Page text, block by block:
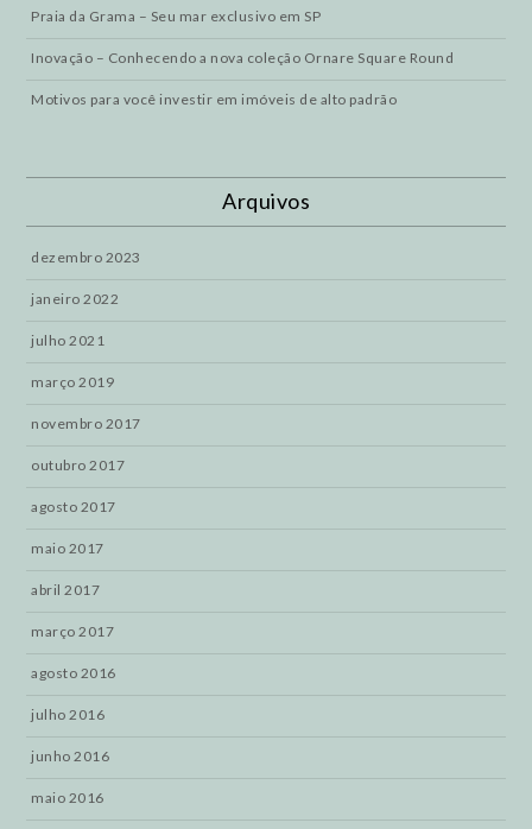
Praia da Grama – Seu mar exclusivo em SP
Inovação – Conhecendo a nova coleção Ornare Square Round
Motivos para você investir em imóveis de alto padrão
Arquivos
dezembro 2023
janeiro 2022
julho 2021
março 2019
novembro 2017
outubro 2017
agosto 2017
maio 2017
abril 2017
março 2017
agosto 2016
julho 2016
junho 2016
maio 2016